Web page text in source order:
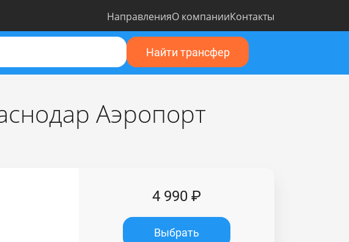
НаправленияО компанииКонтакты
Найти трансфер
Аэропорт
4 990 ₽
Выбрать